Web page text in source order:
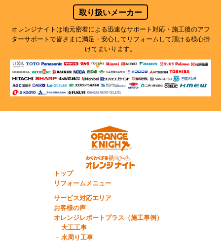
取り扱いメーカー
オレンジナイトは地元密着による迅速なサポート対応・施工後のアフ
ターサポートで皆さまに満足・安心してリフォームして頂ける様心掛
けてまいります。
トップ
リフォームメニュー
サービス対応エリア
お客様の声
オレンジレポートプラス（施工事例）
大工工事
水周り工事